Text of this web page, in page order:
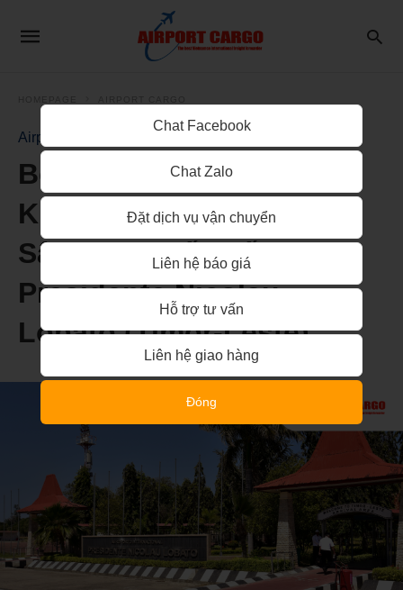
Airport Cargo
Booking Vận Tải Hàng
Không Từ TP.HCM Đến
Sân Bay Quốc Tế Dili
Presidente Nicolau
Lobato (Timor-Leste)
Chat Facebook
Chat Zalo
Đặt dịch vụ vận chuyển
Liên hệ báo giá
Hỗ trợ tư vấn
Liên hệ giao hàng
Đóng